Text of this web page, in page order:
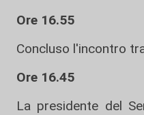
Ore 16.55
Concluso l'incontro
Ore 16.45
La presidente del